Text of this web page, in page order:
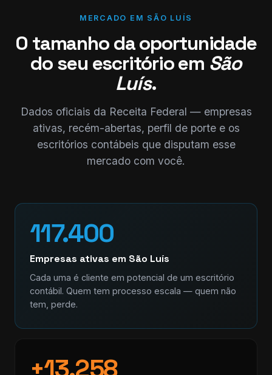
MERCADO EM SÃO LUÍS
O tamanho da oportunidade
do seu escritório em São
Luís.
Dados oficiais da Receita Federal — empresas
ativas, recém-abertas, perfil de porte e os
escritórios contábeis que disputam esse
mercado com você.
117.400
Empresas ativas em São Luís
Cada uma é cliente em potencial de um escritório
contábil. Quem tem processo escala — quem não
tem, perde.